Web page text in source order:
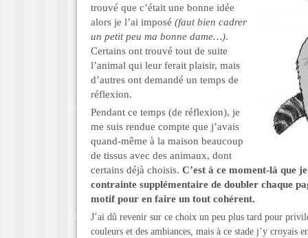
trouvé que c’était une bonne idée
alors je l’ai imposé (faut bien cadrer
un petit peu ma bonne dame…).
Certains ont trouvé tout de suite
l’animal qui leur ferait plaisir, mais
d’autres ont demandé un temps de
réflexion.
Pendant ce temps (de réflexion), je
me suis rendue compte que j’avais
quand-même à la maison beaucoup
de tissus avec des animaux, dont
certains déjà choisis. C’est à ce moment-là que
contrainte supplémentaire de doubler chaque
motif pour en faire un tout cohérent.
J’ai dû revenir sur ce choix un peu plus tard pour
couleurs et des ambiances, mais à ce stade j’y croyais